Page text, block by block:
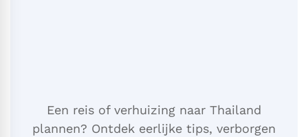
Een reis of verhuizing naar Thailand
plannen? Ontdek eerlijke tips, verborgen